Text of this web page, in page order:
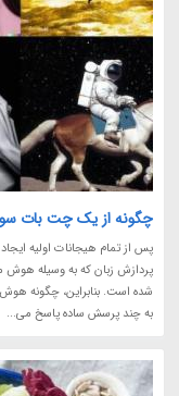
چگونه از یک چت بات
پردازش زبان که به وسیله هوش
شده است. بنابراین، چگونه
به چند پرسش ساده پاسخ می...